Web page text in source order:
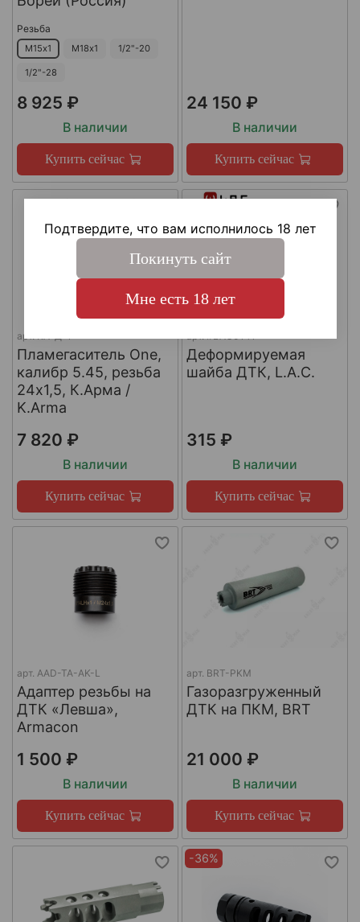
Резьба
М15х1 М18х1 1/2"-20
1/2"-28
8 925 ₽
В наличии
Купить сейчас
24 150 ₽
В наличии
Купить сейчас
арт.КА-Д-1
Пламегаситель One,
калибр 5.45, резьба
24х1,5, К.Арма /
K.Arma
7 820 ₽
В наличии
Купить сейчас
арт.#LAC0141
Деформируемая
шайба ДТК, L.A.C.
315 ₽
В наличии
Купить сейчас
арт. AAD-TA-AK-L
Адаптер резьбы на
ДТК «Левша»,
Armacon
1 500 ₽
В наличии
Купить сейчас
арт. BRT-PKM
Газоразгруженный
ДТК на ПКМ, BRT
21 000 ₽
В наличии
Купить сейчас
-36%
Подтвердите, что вам исполнилось 18 лет
Покинуть сайт
Мне есть 18 лет